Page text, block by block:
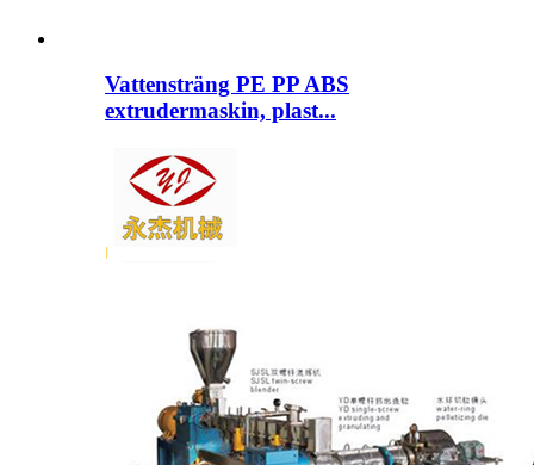
Vattensträng PE PP ABS
extrudermaskin, plast...